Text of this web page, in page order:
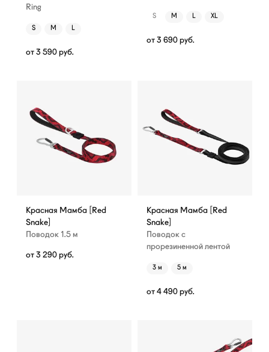
Ring
S M L
от 3 590 руб.
S M L XL
от 3 690 руб.
Красная Мамба [Red
Snake]
Поводок 1.5 м
от 3 290 руб.
Красная Мамба [Red
Snake]
Поводок с
прорезиненной лентой
3 м 5 м
от 4 490 руб.